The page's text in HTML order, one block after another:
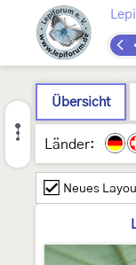
Übersicht
Länder:
Neues